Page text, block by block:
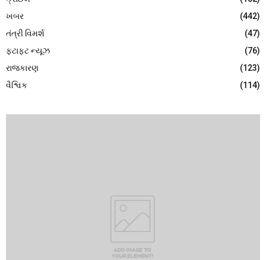
ખબર
(442)
તંત્રી વિમર્શ
(47)
ફટાફટ ન્યૂઝ
(76)
રાજકારણ
(123)
વૈશ્વિક
(114)